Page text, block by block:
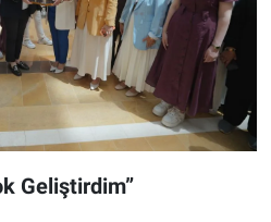
Geliştirdim”